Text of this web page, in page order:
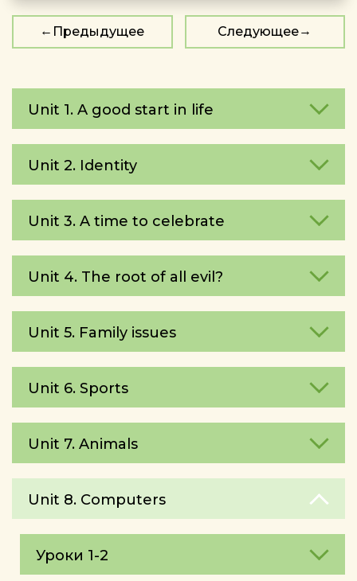
Предыдущее Следующее
Unit 1. A good start in life
Unit 2. Identity
Unit 3. A time to celebrate
Unit 4. The root of all evil?
Unit 5. Family issues
Unit 6. Sports
Unit 7. Animals
Unit 8. Computers
Уроки 1-2